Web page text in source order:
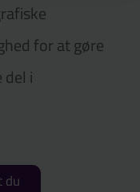
for at gøre
i
du